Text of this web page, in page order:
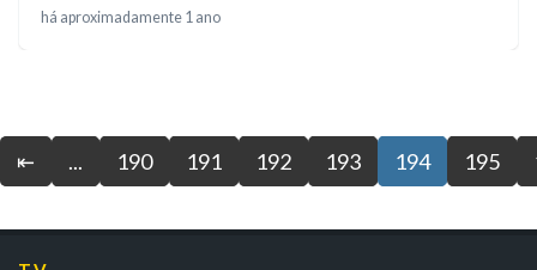
há aproximadamente 1 ano
⇤ ... 190 191 192 193 194 195